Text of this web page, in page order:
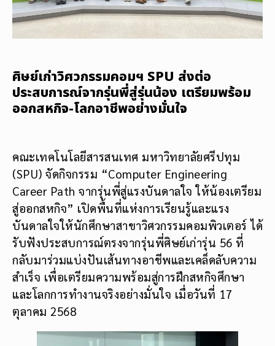
ศิษย์เก่าวิศวกรรมคอมฯ SPU ส่งต่อ
ประสบการณ์จากรุ่นพี่สู่รุ่นน้อง เตรียมพร้อม
ออกสหกิจ-โลกอาชีพอย่างมั่นใจ
คณะเทคโนโลยีสารสนเทศ มหาวิทยาลัยศรีปทุม
(SPU) จัดกิจกรรม “Computer Engineering
Career Path จากรุ่นพี่สู่แรงบันดาลใจ ให้น้องเตรียม
สู่ออกสหกิจ” เปิดพื้นที่แห่งการเรียนรู้และแรง
บันดาลใจให้นักศึกษาสาขาวิศวกรรมคอมพิวเตอร์ ได้
รับฟังประสบการณ์ตรงจากรุ่นพี่ศิษย์เก่ารุ่น 56 ที่
กลับมาร่วมแบ่งปันเส้นทางอาชีพและเคล็ดลับความ
สำเร็จ เพื่อเตรียมความพร้อมสู่การฝึกสหกิจศึกษา
และโลกการทำงานจริงอย่างมั่นใจ เมื่อวันที่ 17
ตุลาคม 2568